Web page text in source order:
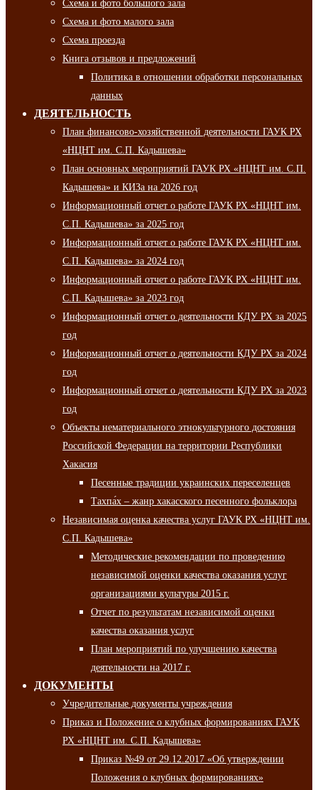
Схема и фото большого зала
Схема и фото малого зала
Схема проезда
Книга отзывов и предложений
Политика в отношении обработки персональных
данных
ДЕЯТЕЛЬНОСТЬ
План финансово-хозяйственной деятельности ГАУК РХ
«НЦНТ им. С.П. Кадышева»
План основных мероприятий ГАУК РХ «НЦНТ им. С.П.
Кадышева» и КИЗа на 2026 год
Информационный отчет о работе ГАУК РХ «НЦНТ им.
С.П. Кадышева» за 2025 год
Информационный отчет о работе ГАУК РХ «НЦНТ им.
С.П. Кадышева» за 2024 год
Информационный отчет о работе ГАУК РХ «НЦНТ им.
С.П. Кадышева» за 2023 год
Информационный отчет о деятельности КДУ РХ за 2025
год
Информационный отчет о деятельности КДУ РХ за 2024
год
Информационный отчет о деятельности КДУ РХ за 2023
год
Объекты нематериального этнокультурного достояния
Российской Федерации на территории Республики
Хакасия
Песенные традиции украинских переселенцев
Тахпа́х – жанр хакасского песенного фольклора
Независимая оценка качества услуг ГАУК РХ «НЦНТ им.
С.П. Кадышева»
Методические рекомендации по проведению
независимой оценки качества оказания услуг
организациями культуры 2015 г.
Отчет по результатам независимой оценки
качества оказания услуг
План мероприятий по улучшению качества
деятельности на 2017 г.
ДОКУМЕНТЫ
Учредительные документы учреждения
Приказ и Положение о клубных формированиях ГАУК
РХ «НЦНТ им. С.П. Кадышева»
Приказ №49 от 29.12.2017 «Об утверждении
Положения о клубных формированиях»